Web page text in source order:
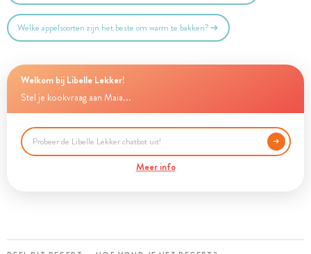
Welke appelsoorten zijn het beste om warm te bakken?
Welkom bij Libelle Lekker!
Stel je kookvraag aan Maia...
Meer info